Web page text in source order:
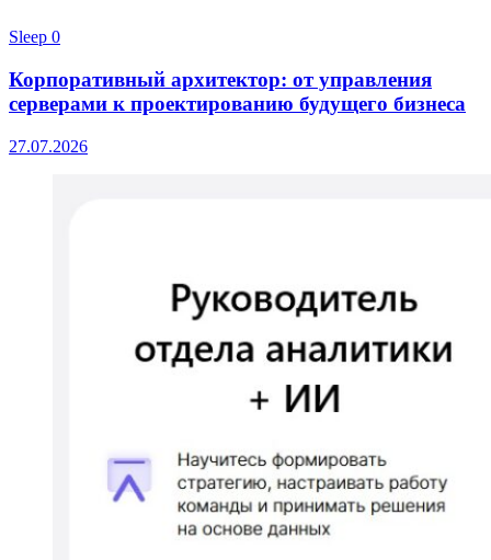
Sleep 0
Корпоративный архитектор: от управления
серверами к проектированию будущего бизнеса
27.07.2026